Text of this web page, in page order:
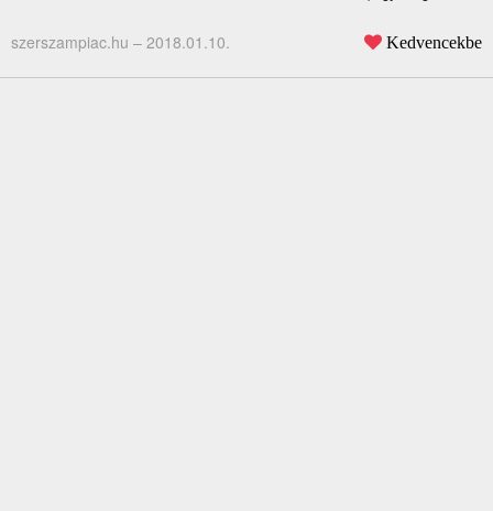
szerszampiac.hu – 2018.01.10. Kedvencekbe